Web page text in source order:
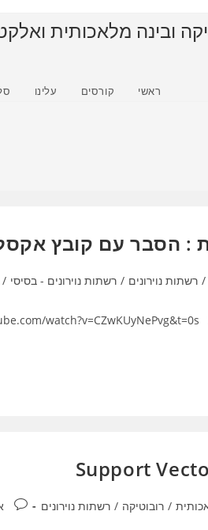
ובינה מלאכותית
ראשי קורסים עלינו
: הסבר עם קובץ
/ רשתות נוירונים / רשתות נוירונים - בסיסי /
/ רובוטיקה / רשתות נוירונים